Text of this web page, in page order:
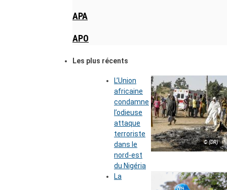
APA
APO
Les plus récents
© (DR)
L’Union
africaine
condamne
l’odieuse
attaque
terroriste
dans le
nord-est
du Nigéria
La